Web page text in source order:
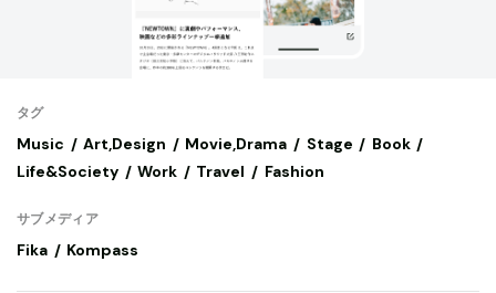
タグ
Music Art,Design Movie,Drama Stage
Book
Life&Society
Work Travel Fashion
サブメディア
Fika Kompass